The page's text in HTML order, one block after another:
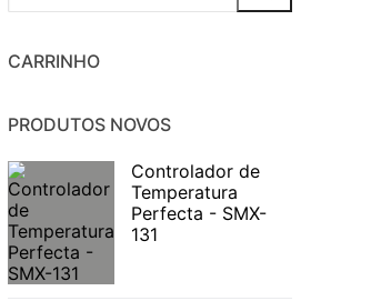
CARRINHO
PRODUTOS NOVOS
Controlador de
Temperatura
Perfecta - SMX-
131